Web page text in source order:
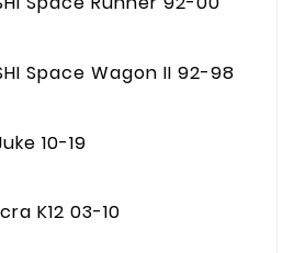
Space Wagon II 92-98
10-19
K12 03-10